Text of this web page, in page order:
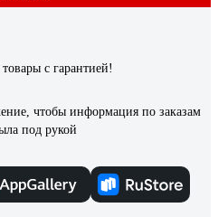
с гарантией!
чтобы информация по заказам
под рукой